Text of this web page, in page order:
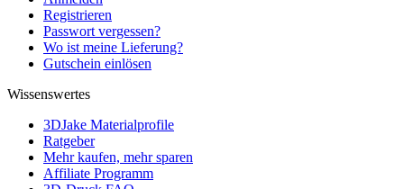
Registrieren
Passwort vergessen?
Wo ist meine Lieferung?
Gutschein einlösen
Wissenswertes
3DJake Materialprofile
Ratgeber
Mehr kaufen, mehr sparen
Affiliate Programm